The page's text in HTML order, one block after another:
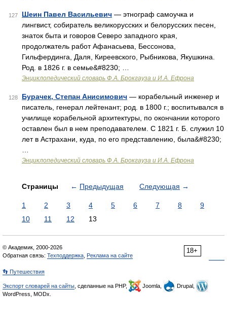
127 Шеин Павел Васильевич — этнограф самоучка и
лингвист, собиратель великорусских и белорусских песен,
знаток быта и говоров Северо западного края,
продолжатель работ Афанасьева, Бессонова,
Гильфердинга, Даля, Киреевского, Рыбникова, Якушкина.
Род. в 1826 г. в семье&#8230; …
Энциклопедический словарь Ф.А. Брокгауза и И.А. Ефрона
128 Бурачек, Степан Анисимович — корабельный инженер и
писатель, генерал лейтенант; род. в 1800 г.; воспитывался в
училище корабельной архитектуры, по окончании которого
оставлен был в нем преподавателем. С 1821 г. Б. служил 10
лет в Астрахани, куда, по его представлению, была&#8230;
Энциклопедический словарь Ф.А. Брокгауза и И.А. Ефрона
Страницы ← Предыдущая Следующая →
1 2 3 4 5 6 7 8
9
10
11 12 13
18+
© Академик, 2000-2026
Обратная связь: Техподдержка Реклама на сайте
👣 Путешествия
Экспорт словарей на сайты , сделанные на PHP, Joomla,
Drupal,
WordPress, MODx.